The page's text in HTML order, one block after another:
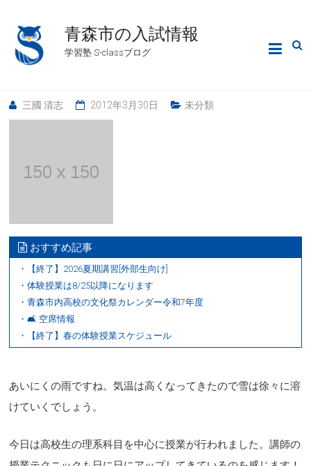
青森市の入試情報
学習塾 S-classブログ
三國 清志 2012年3月30日 未分類
おすすめ記事
・【終了】2026夏期講習[外部生向け]
・体験授業は8/25以降になります
・青森市内高校の文化祭カレンダー令和7年度
・🛋 空席情報
・【終了】春の体験授業スケジュール
あいにくの雨ですね。気温は高くなってきたので雪は徐々に溶
けていくでしょう。
今日は高校生の理系科目を中心に授業が行われました。講師の